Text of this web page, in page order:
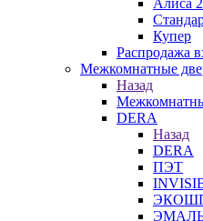
Алиса
Купер
Распродажа
Межкомнатные
Назад
DERA
Назад
DERA
ПЭТ